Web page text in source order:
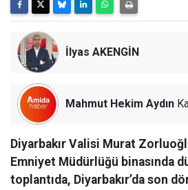
İlyas AKENGİN
Mahmut Hekim Aydın
Diyarbakır Valisi Murat
Emniyet Müdürlüğü binasında
toplantıda, Diyarbakır’da son